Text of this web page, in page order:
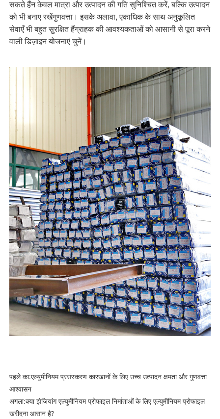
सकते हैंन केवल मात्रा और उत्पादन की गति सुनिश्चित करें, बल्कि उत्पादन
को भी बनाए रखेंगुणवत्ता। इसके अलावा, एकाधिक के साथ अनुकूलित
सेवाएँ भी बहुत सुरक्षित हैंग्राहक की आवश्यकताओं को आसानी से पूरा करने
वाली डिज़ाइन योजनाएं चुनें।
पहले का:एल्युमीनियम प्रसंस्करण कारखानों के लिए उच्च उत्पादन क्षमता और गुणवत्ता
आश्वासन
अगला:क्या झेजियांग एल्युमीनियम प्रोफाइल निर्माताओं के लिए एल्युमीनियम प्रोफाइल
खरीदना आसान है?